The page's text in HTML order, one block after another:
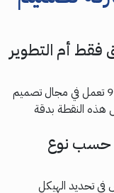
فقط أم التطوير
تمت صياغة هذه النسخة على أساس أن كود 95 تعمل في مجال تصميم
النقطة بدقة
حسب نوع
في تحديد الهيكل